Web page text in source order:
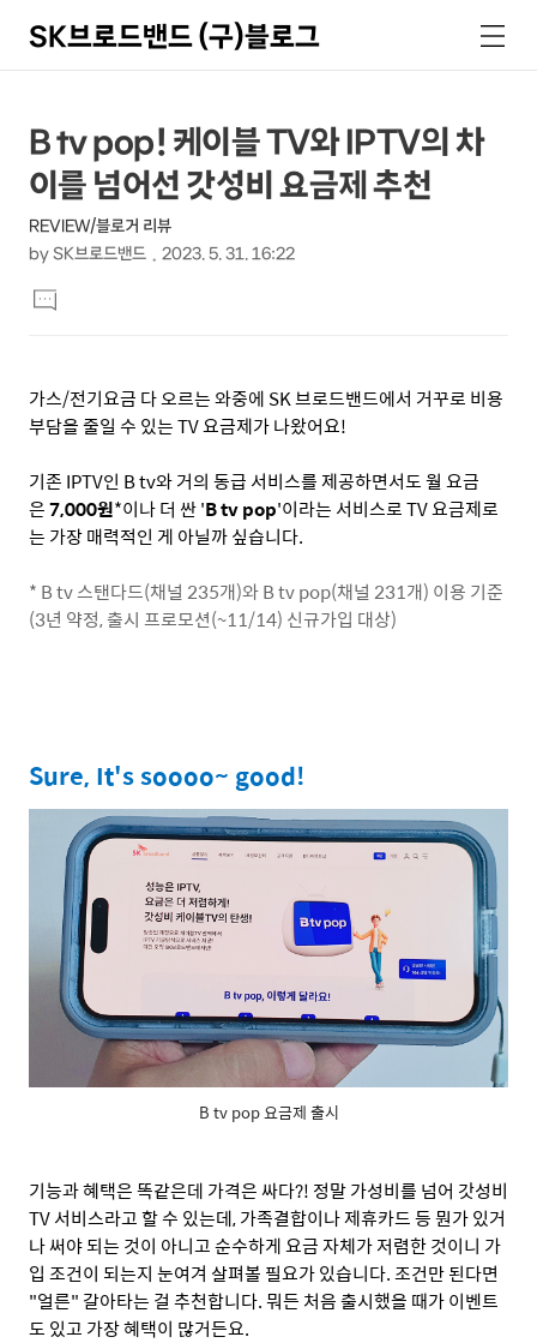
SK브로드밴드 (구)블로그
색
메
뉴
상
세
컨
텐
츠
본
문
제
목
B tv pop! 케이블 TV와 IPTV의 차
이를 넘어선 갓성비 요금제 추천
REVIEW/블로거 리뷰
by SK브로드밴드 2023. 5. 31. 16:22
문
댓
글
가스/전기요금 다 오르는 와중에 SK브로드밴드에서 거꾸로 비용
부담을 줄일 수 있는TV요금제가 나왔어요!
기존 IPTV인 B tv와 거의 동급 서비스를 제공하면서도 월 요금
은7,000원*이나더 싼'B tv pop'이라는 서비스로TV요금제로
는 가장 매력적인 게 아닐까 싶습니다.
* B tv스탠다드(채널 235개)와B tv pop(채널 231개) 이용 기준
(3년 약정,출시 프로모션(~11/14) 신규가입 대상)
Sure, It's soooo~ good!
B tv pop 요금제 출시
기능과 혜택은 똑같은데 가격은 싸다?! 정말 가성비를 넘어 갓성비
TV서비스라고 할 수 있는데,가족결합이나 제휴카드 등 뭔가 있거
나 써야 되는 것이 아니고 순수하게 요금 자체가 저렴한 것이니 가
입 조건이 되는지 눈여겨 살펴볼 필요가 있습니다.조건만 된다면
"얼른" 갈아타는 걸 추천합니다.뭐든 처음 출시했을 때가 이벤트
도 있고 가장 혜택이 많거든요.